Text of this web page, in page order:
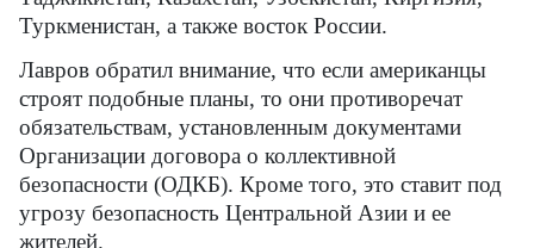
Туркменистан, а также восток России.
Лавров обратил внимание, что если американцы
строят подобные планы, то они противоречат
обязательствам, установленным документами
Организации договора о коллективной
безопасности (ОДКБ). Кроме того, это ставит под
угрозу безопасность Центральной Азии и ее
жителей.